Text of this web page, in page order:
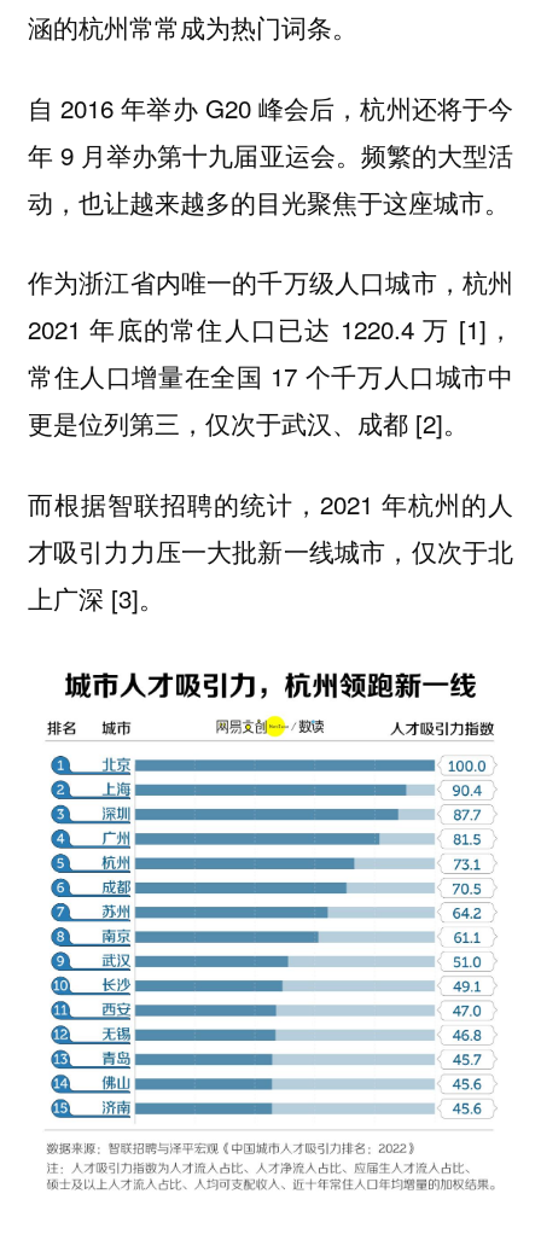
涵的杭州常常成为热门词条。
自 2016 年举办 G20 峰会后，杭州还将于今
年 9 月举办第十九届亚运会。频繁的大型活
动，也让越来越多的目光聚焦于这座城市。
作为浙江省内唯一的千万级人口城市，杭州
2021 年底的常住人口已达 1220.4 万 [1]，
常住人口增量在全国 17 个千万人口城市中
更是位列第三，仅次于武汉、成都 [2]。
而根据智联招聘的统计，2021 年杭州的人
才吸引力力压一大批新一线城市，仅次于北
上广深 [3]。